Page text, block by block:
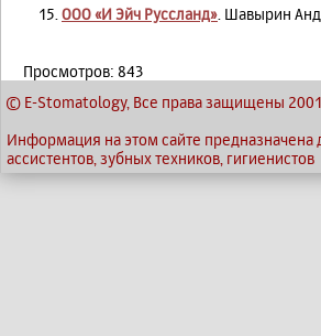
ООО «И Эйч Руссланд» . Шавырин
Просмотров: 843
© E-Stomatology, Все права защищены 2001
Информация на этом сайте предназначена
ассистентов, зубных техников, гигиенистов